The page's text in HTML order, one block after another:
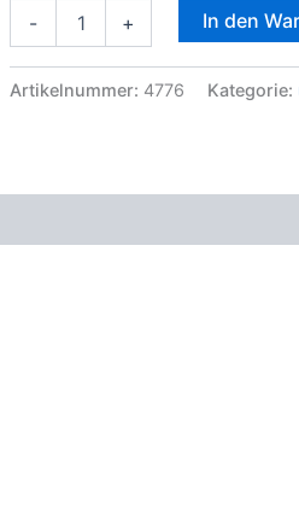
-
451
+ In den
Artikelnummer: 4776 Kategorie: